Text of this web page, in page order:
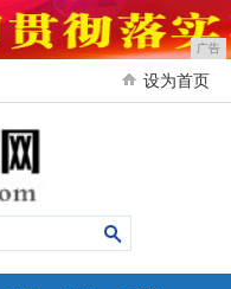
广告
设为首页